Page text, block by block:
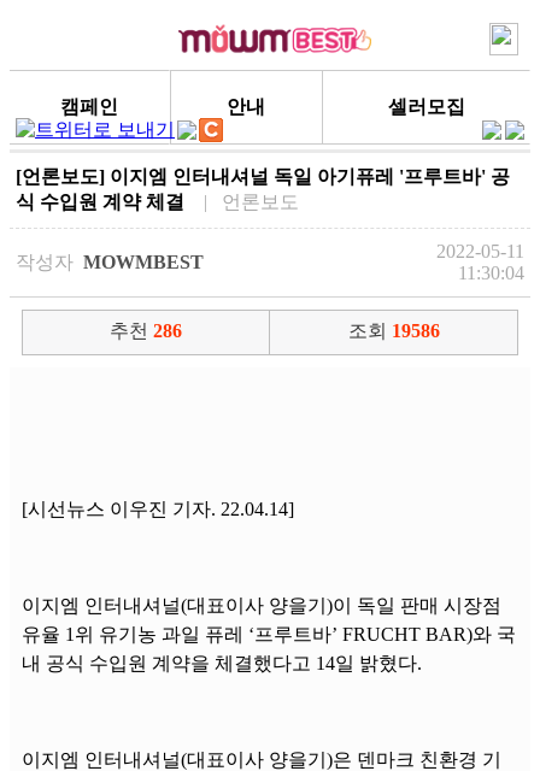
캠페인 안내 셀러모집
[언론보도] 이지엠 인터내셔널 독일 아기퓨레 '프루트바' 공
식 수입원 계약 체결
| 언론보도
작성자 MOWMBEST
2022-05-11
11:30:04
추천 286 조회 19586
[시선뉴스 이우진 기자. 22.04.14]
이지엠 인터내셔널(대표이사 양을기)이 독일 판매 시장점
유율 1위 유기농 과일 퓨레 ‘프루트바’ FRUCHT BAR)와 국
내 공식 수입원 계약을 체결했다고 14일 밝혔다.
이지엠 인터내셔널(대표이사 양을기)은 덴마크 친환경 기